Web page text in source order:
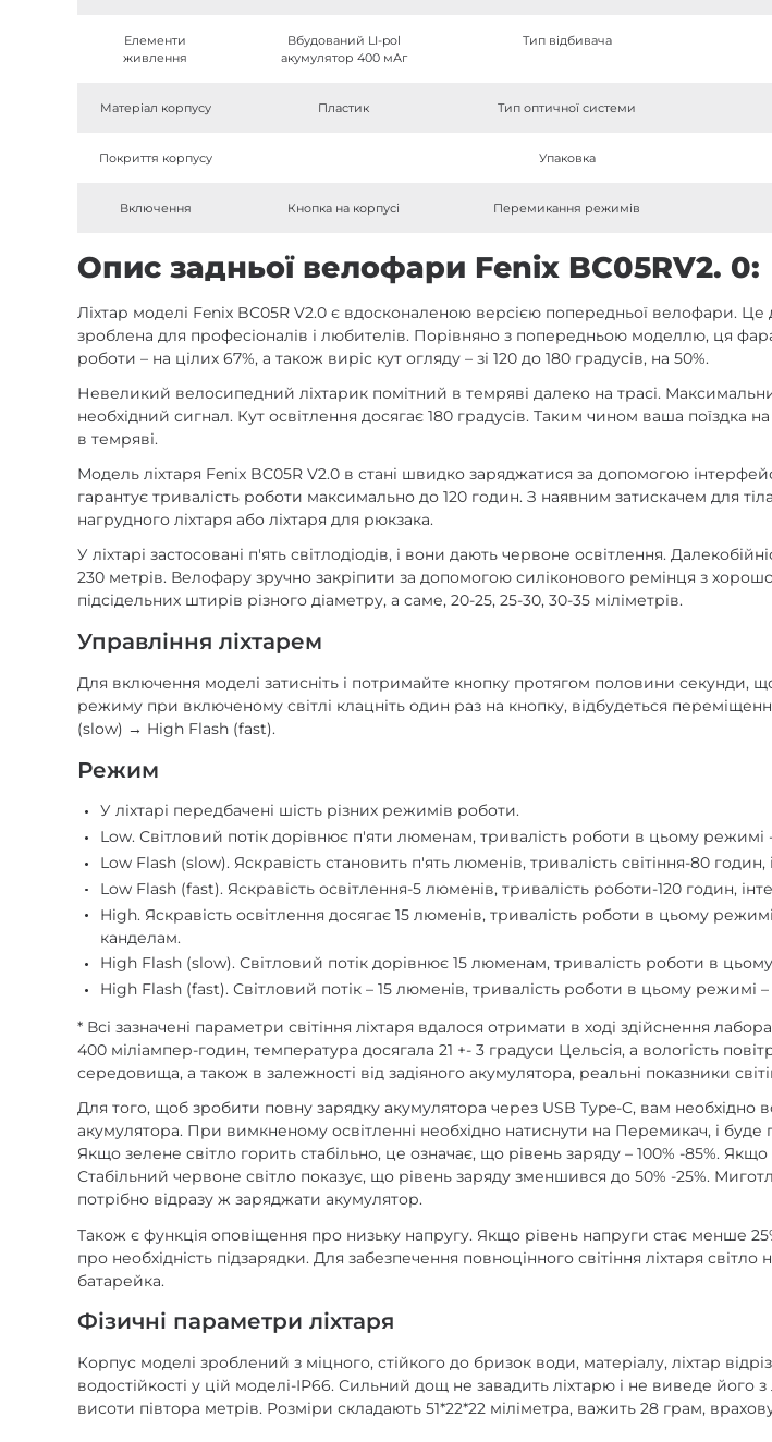
Елементи
живлення
Вбудований LI-pol
акумулятор 400 мАг
Тип відбивача
Матеріал корпусу Пластик Тип оптичної системи
Покриття корпусу Упаковка
Включення Кнопка на корпусі Перемикання режимів
Опис задньої велофари Fenix BC05RV2. 0:
Ліхтар моделі Fenix BC05R V2.0 є вдосконаленою версією попередньої велофари.
зроблена для професіоналів і любителів. Порівняно з попередньою моделлю, ця
роботи – на цілих 67%, а також виріс кут огляду – зі 120 до 180 градусів, на 50%.
Невеликий велосипедний ліхтарик помітний в темряві далеко на трасі.
необхідний сигнал. Кут освітлення досягає 180 градусів. Таким чином ваша поїздка
в темряві.
Модель ліхтаря Fenix BC05R V2.0 в стані швидко заряджатися за допомогою
гарантує тривалість роботи максимально до 120 годин. З наявним затискачем для
нагрудного ліхтаря або ліхтаря для рюкзака.
У ліхтарі застосовані п'ять світлодіодів, і вони дають червоне освітлення.
230 метрів. Велофару зручно закріпити за допомогою силіконового ремінця з
підсідельних штирів різного діаметру, а саме, 20-25, 25-30, 30-35 міліметрів.
Управління ліхтарем
Для включення моделі затисніть і потримайте кнопку протягом половини секунди,
режиму при включеному світлі клацніть один раз на кнопку, відбудеться
(slow) → High Flash (fast).
Режим
У ліхтарі передбачені шість різних режимів роботи.
Low. Світловий потік дорівнює п'яти люменам, тривалість роботи в цьому режимі -
Low Flash (slow). Яскравість становить п'ять люменів, тривалість світіння-80
Low Flash (fast). Яскравість освітлення-5 люменів, тривалість роботи-120 годин,
High. Яскравість освітлення досягає 15 люменів, тривалість роботи в цьому
канделам.
High Flash (slow). Світловий потік дорівнює 15 люменам, тривалість роботи в
High Flash (fast). Світловий потік – 15 люменів, тривалість роботи в цьому режимі –
* Всі зазначені параметри світіння ліхтаря вдалося отримати в ході здійснення
400 міліампер-годин, температура досягала 21 +- 3 градуси Цельсія, а вологість
середовища, а також в залежності від задіяного акумулятора, реальні показники
Для того, щоб зробити повну зарядку акумулятора через USB Type-C, вам необхідно
акумулятора. При вимкненому освітленні необхідно натиснути на Перемикач, і
Якщо зелене світло горить стабільно, це означає, що рівень заряду – 100% -85%.
Стабільний червоне світло показує, що рівень заряду зменшився до 50% -25%.
потрібно відразу ж заряджати акумулятор.
Також є функція оповіщення про низьку напругу. Якщо рівень напруги стає менше
про необхідність підзарядки. Для забезпечення повноцінного світіння ліхтаря
батарейка.
Фізичні параметри ліхтаря
Корпус моделі зроблений з міцного, стійкого до бризок води, матеріалу, ліхтар
водостійкості у цій моделі-IP66. Сильний дощ не завадить ліхтарю і не виведе його
висоти півтора метрів. Розміри складають 51*22*22 міліметра, важить 28 грам,